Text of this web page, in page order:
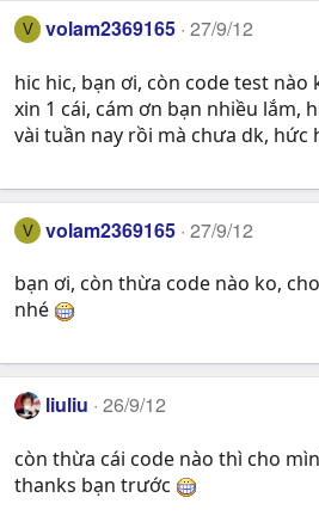
V volam2369165 27/9/12
hic hic, bạn ơi, còn code test nào
xin 1 cái, cám ơn bạn nhiều lắm,
vài tuần nay rồi mà chưa dk, hức
V volam2369165 27/9/12
bạn ơi, còn thừa code nào ko,
nhé
liuliu 26/9/12
còn thừa cái code nào thì cho
thanks bạn trước